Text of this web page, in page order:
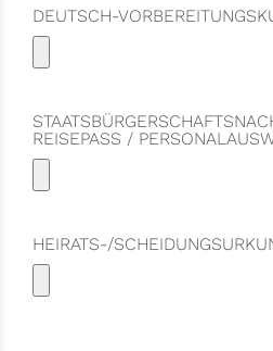
DEUTSCH-
REISEPASS /
HEIRATS-/